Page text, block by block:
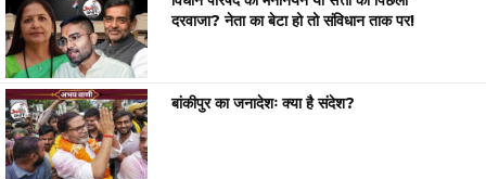
दरवाजा? नेता का बेटा हो तो संविधान ताक पर!
बांकीपुर का जनादेशः क्या है संदेश?